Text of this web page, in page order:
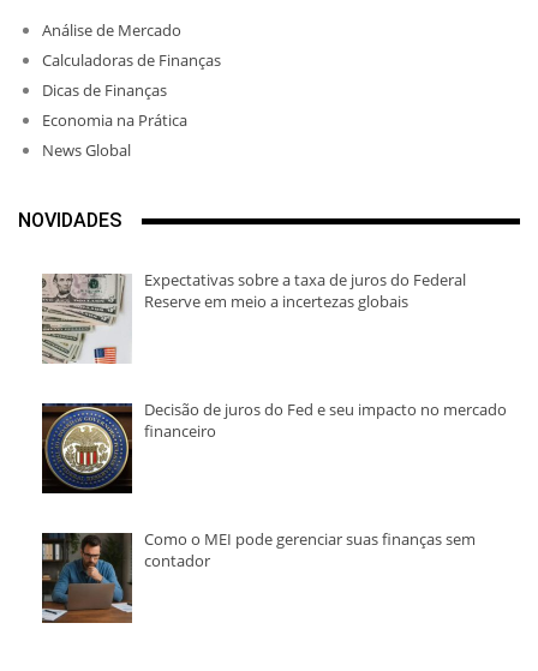
Análise de Mercado
Calculadoras de Finanças
Dicas de Finanças
Economia na Prática
News Global
NOVIDADES
Expectativas sobre a taxa de juros do Federal
Reserve em meio a incertezas globais
Decisão de juros do Fed e seu impacto no mercado
financeiro
Como o MEI pode gerenciar suas finanças sem
contador